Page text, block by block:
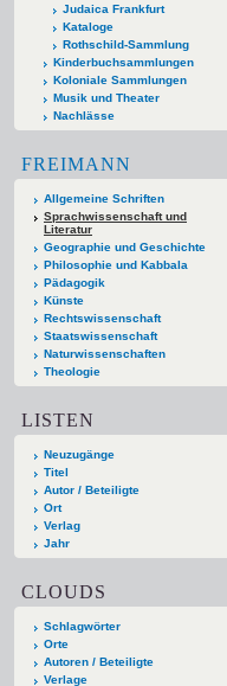
Judaica Frankfurt
Kataloge
Rothschild-Sammlung
Kinderbuchsammlungen
Koloniale Sammlungen
Musik und Theater
Nachlässe
FREIMANN
Allgemeine Schriften
Sprachwissenschaft und
Literatur
Geographie und Geschichte
Philosophie und Kabbala
Pädagogik
Künste
Rechtswissenschaft
Staatswissenschaft
Naturwissenschaften
Theologie
LISTEN
Neuzugänge
Titel
Autor / Beteiligte
Ort
Verlag
Jahr
CLOUDS
Schlagwörter
Orte
Autoren / Beteiligte
Verlage